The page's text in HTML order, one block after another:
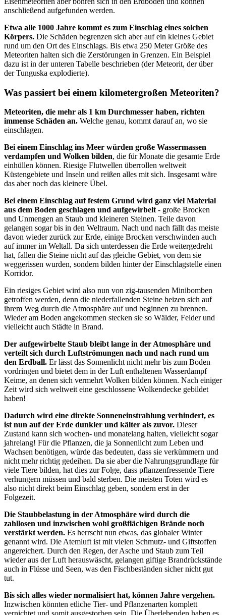
anschließend aufgefunden werden.
Etwa alle 1000 Jahre kommt es zum Einschlag eines solchen
Körpers. Die Schäden begrenzen sich aber auf ein kleines Gebiet
rund um den Ort des Einschlags. Bis etwa 250 Meter Größe des
Meteoriten halten sich die Zerstörungen in Grenzen. Ein Beispiel
dazu ist in der unteren Tabelle beschrieben (der Meteorit, der über
der Tunguska explodierte).
Was passiert bei einem kilometergroßen Meteoriten?
Meteoriten, die mehr als 1 km Durchmesser haben, richten
immense Schäden an. Welche genau, kommt darauf an, wo sie
einschlagen.
Bei einem Einschlag ins Meer würden große Wassermassen
verdampfen und Wolken bilden, die für Monate die gesamte Erde
einhüllen können. Riesige Flutwellen überrollen weltweit
Küstengebiete und Inseln und reißen alles mit sich. Insgesamt wäre
das aber noch das kleinere Übel.
Bei einem Einschlag auf festem Grund wird ganz viel Material
aus dem Boden geschlagen und aufgewirbelt- große Brocken
und Unmengen an Staub und kleineren Steinen. Teile davon
gelangen sogar bis in den Weltraum. Nach und nach fällt das meiste
davon wieder zurück zur Erde, einige Brocken verschwinden auch
auf immer im Weltall. Da sich unterdessen die Erde weitergedreht
hat, fallen die Steine nicht auf das gleiche Gebiet, von dem sie
weggerissen wurden, sondern bilden hinter der Einschlagstelle einen
Korridor.
Ein riesiges Gebiet wird also nun von zig-tausenden Minibomben
getroffen werden, denn die niederfallenden Steine heizen sich auf
ihrem Weg durch die Atmosphäre auf und beginnen zu brennen.
Wieder am Boden angekommen stecken sie so Wälder, Felder und
vielleicht auch Städte in Brand.
Der aufgewirbelte Staub bleibt lange in der Atmosphäre und
verteilt sich durch Luftströmungen nach und nach rund um
den Erdball. Er lässt das Sonnenlicht nicht mehr bis zum Boden
vordringen und bietet dem in der Luft enthaltenen Wasserdampf
Keime, an denen sich vermehrt Wolken bilden können. Nach einiger
Zeit wird sich weltweit eine geschlossene Wolkendecke gebildet
haben!
Dadurch wird eine direkte Sonneneinstrahlung verhindert, es
ist nun auf der Erde dunkler und kälter als zuvor. Dieser
Zustand kann sich wochen- und monatelang halten, vielleicht sogar
jahrelang! Für die Pflanzen, die ja Sonnenlicht zum Leben und
Wachsen benötigen, würde das bedeuten, dass sie verkümmern und
nicht mehr richtig gedeihen. Da sie aber die Nahrungsgrundlage für
viele Tiere bilden, hat dies zur Folge, dass pflanzenfressende Tiere
verhungern müssen und bald sterben. Die meisten Toten wird es
also nicht direkt beim Einschlag geben, sondern erst in der
Folgezeit.
Die Staubbelastung in der Atmosphäre wird durch die
zahllosen und inzwischen wohl großflächigen Brände noch
verstärkt werden. Es herrscht nun etwas, das globaler Winter
genannt wird. Die Atemluft ist mit vielen Schmutz- und Giftstoffen
angereichert. Durch den Regen, der Asche und Staub zum Teil
wieder aus der Luft herauswäscht, gelangen giftige Brandrückstände
auch in Flüsse und Seen, was den Fischbeständen sicher nicht gut
tut.
Bis sich alles wieder normalisiert hat, können Jahre vergehen.
Inzwischen könnten etliche Tier- und Pflanzenarten komplett